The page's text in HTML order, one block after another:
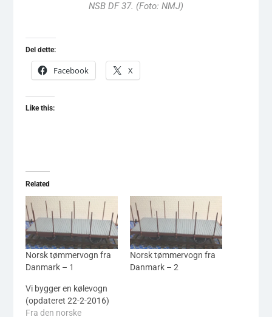
NSB DF 37. (Foto: NMJ)
Del dette:
Facebook X
Like this:
Related
Norsk tømmervogn fra
Danmark – 1
Norsk tømmervogn fra
Danmark – 2
Vi bygger en kølevogn
(opdateret 22-2-2016)
Fra den norske